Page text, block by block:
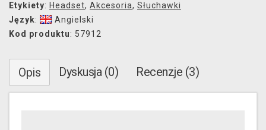
Etykiety: Headset, Akcesoria, Słuchawki
Język:
Angielski
Kod produktu: 57912
Opis Dyskusja (0) Recenzje (3)